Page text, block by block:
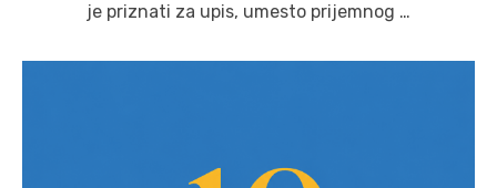
je priznati za upis, umesto prijemnog …